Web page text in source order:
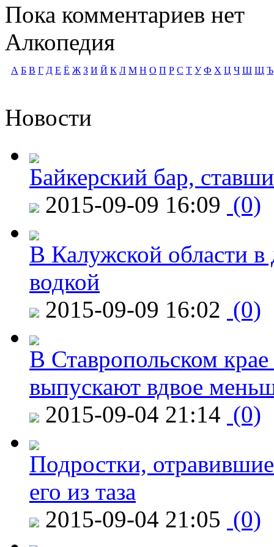
Пока комментариев нет
Алкопедия
А Б В Г Д Е Ё Ж З И Й К Л М Н О П Р С Т У Ф Х Ц Ч Ш Щ Ъ
Новости
Байкерский бар,
2015-09-09 16:09 (0)
В Калужской области в
водкой
2015-09-09 16:02 (0)
В Ставропольском
выпускают вдвое
2015-09-04 21:14 (0)
Подростки,
его из таза
2015-09-04 21:05 (0)